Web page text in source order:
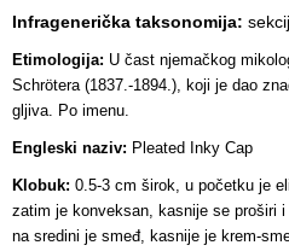
Infragenerička taksonomija:
Etimologija: U čast njemačkog
Schrötera (1837.-1894.), koji je dao
gljiva. Po imenu.
Engleski naziv: Pleated Inky Cap
Klobuk: 0.5-3 cm širok, u početku je
zatim je konveksan, kasnije se proširi
na sredini je smeđ, kasnije je krem-